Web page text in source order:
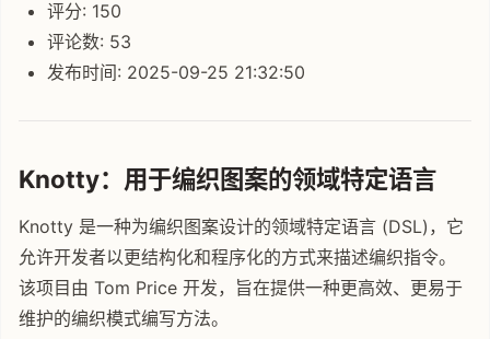
评分: 150
评论数: 53
发布时间: 2025-09-25 21:32:50
Knotty：用于编织图案的领域特定语言
Knotty 是一种为编织图案设计的领域特定语言 (DSL)，它
允许开发者以更结构化和程序化的方式来描述编织指令。
该项目由 Tom Price 开发，旨在提供一种更高效、更易于
维护的编织模式编写方法。